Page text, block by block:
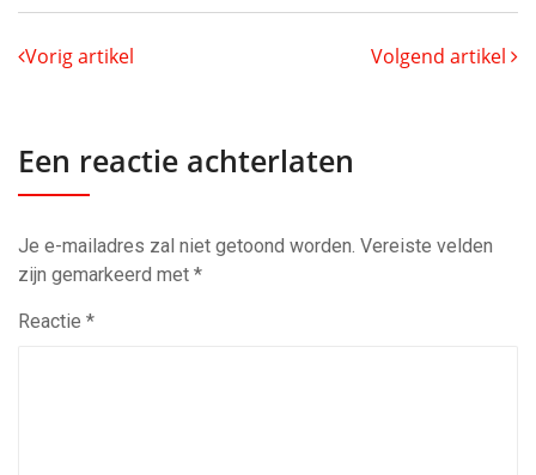
Vorig artikel Volgend artikel
Een reactie achterlaten
Je e-mailadres zal niet getoond worden. Vereiste velden
zijn gemarkeerd met *
Reactie *